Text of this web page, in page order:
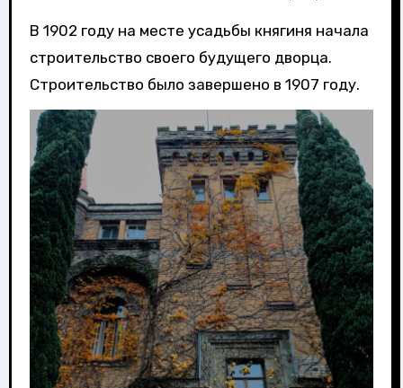
В 1902 году на месте усадьбы княгиня начала
строительство своего будущего дворца.
Строительство было завершено в 1907 году.